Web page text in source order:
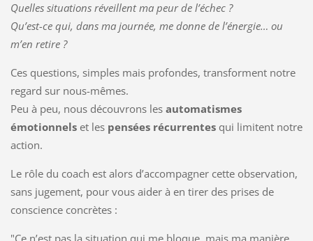
Quelles situations réveillent ma peur de l’échec ?
Qu’est-ce qui, dans ma journée, me donne de l’énergie… ou
m’en retire ?
Ces questions, simples mais profondes, transforment notre
regard sur nous-mêmes.
Peu à peu, nous découvrons les automatismes
émotionnelset les pensées récurrentesqui limitent notre
action.
Le rôle du coach est alors d’accompagner cette observation,
sans jugement, pour vous aider à en tirer des prises de
conscience concrètes :
"Ce n’est pas la situation qui me bloque, mais ma manière